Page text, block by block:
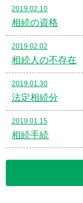
2019.02.10
相続の資格
2019.02.02
相続人の不存在
2019.01.30
法定相続分
2019.01.15
相続手続